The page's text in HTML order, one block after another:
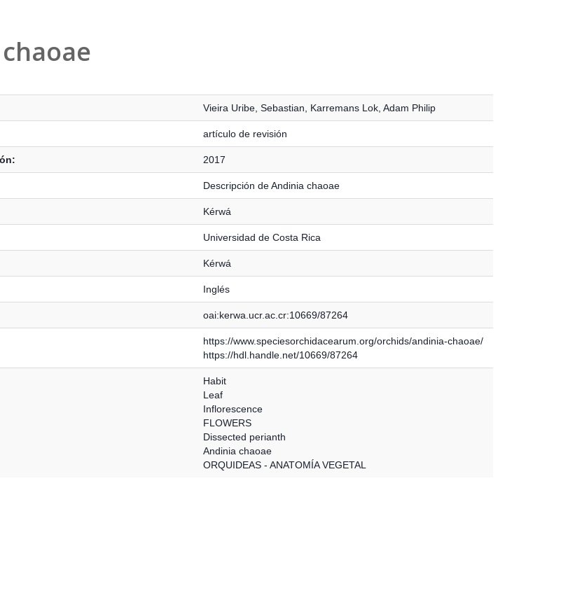
Vieira Uribe, Sebastian Karremans Lok, Adam Philip
artículo de revisión
2017
Descripción de Andinia chaoae
Kérwá
Universidad de Costa Rica
Kérwá
Inglés
oai:kerwa.ucr.ac.cr:10669/87264
https://www.speciesorchidacearum.org/orchids/andinia-chaoae/
https://hdl.handle.net/10669/87264
Habit
Leaf
Inflorescence
FLOWERS
Dissected perianth
Andinia chaoae
ORQUIDEAS - ANATOMÍA VEGETAL